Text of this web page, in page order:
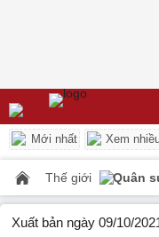
Mới nhất Xem
Thế giới Quân
Xuất bản ngày 09/10/